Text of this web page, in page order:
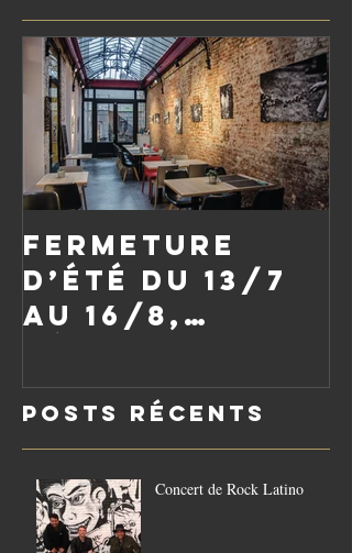
Fermeture
d’été du 13/7
au 16/8,
le vendredi
21/8
Posts Récents
Concert de Rock Latino